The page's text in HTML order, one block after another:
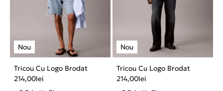
Tricou Cu Logo Brodat
214,00lei
Tricou Cu Logo Brodat
214,00lei